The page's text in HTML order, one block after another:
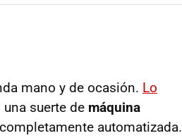
mano y de ocasión. Lo
suerte de máquina
automatizada.